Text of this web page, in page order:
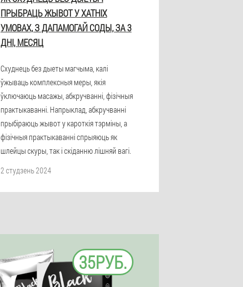
ПРЫБРАЦЬ ЖЫВОТ У ХАТНІХ
УМОВАХ, З ДАПАМОГАЙ СОДЫ, ЗА 3
ДНІ, МЕСЯЦ
Схуднець без дыеты магчыма, калі
ўжываць комплексныя меры, якія
ўключаюць масажы, абкручванні, фізічныя
практыкаванні. Напрыклад, абкручванні
прыбіраюць жывот у кароткія тэрміны, а
фізічныя практыкаванні спрыяюць як
шлейцы скуры, так і скіданню лішняй вагі.
2 студзень 2024
35РУБ.